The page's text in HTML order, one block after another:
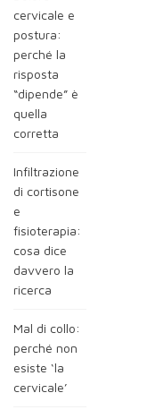
cervicale e
postura:
perché la
risposta
“dipende” è
quella
corretta
Infiltrazione
di cortisone
e
fisioterapia:
cosa dice
davvero la
ricerca
Mal di collo:
perché non
esiste ‘la
cervicale’